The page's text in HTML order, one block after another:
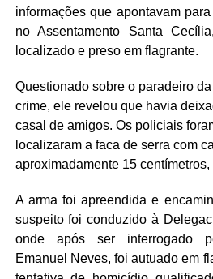
informações que apontavam
no Assentamento Santa
localizado e preso em flagrante.
Questionado sobre o paradeiro
crime, ele revelou que havia
casal de amigos. Os policiais
localizaram a faca de serra com
aproximadamente 15
A arma foi apreendida e
suspeito foi conduzido à
onde após ser interrogado
Emanuel Neves, foi autuado em